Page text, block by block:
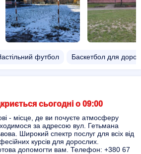
футбол Баскетбол для
сьогодні о 09:00
- місце, де ви почуєте атмосферу
за адресою вул. Гетьмана
Широкий спектр послуг для всіх від
курсів для дорослих.
допомогти вам. Телефон: +380 67